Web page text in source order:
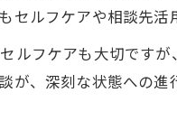
メ
セルフケアや相談先
ルフケアも大切です
が、深刻な状態への進